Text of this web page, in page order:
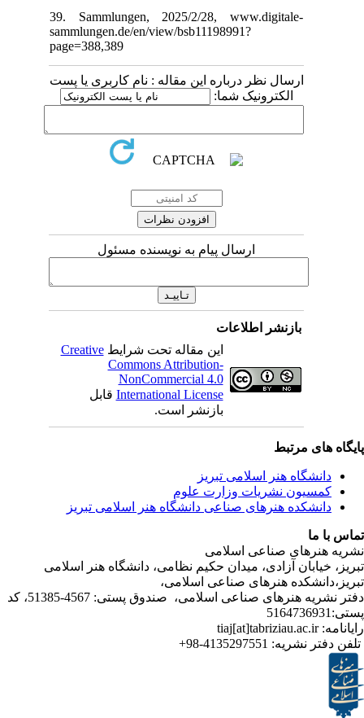
39. Sammlungen, 2025/2/28, www.digitale-
sammlungen.de/en/view/bsb11198991?
page=388,389
ارسال نظر درباره این مقاله : نام کاربری یا پست
الکترونیک شما:
ارسال پیام به نویسنده مسئول
بازنشر اطلاعات
این مقاله تحت شرایطCreative
Commons Attribution-
NonCommercial 4.0
International Licenseقابل
بازنشر است.
مرتبط
هنر اسلامی تبریز
نشریات وزارت علوم
هنرهای صناعی دانشگاه هنر اسلامی تبریز
صناعی اسلامی
آزادی، میدان حکیم نظامی، دانشگاه هنر اسلامی
هنرهای صناعی اسلامی،
دفتر نشریه هنرهای صناعی اسلامی، صندوق پستی: 4567-51385، کد
نشریه:4135297551-98+